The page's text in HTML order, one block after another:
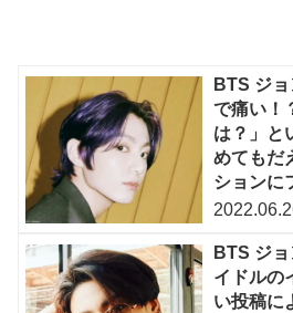
BTS ジ
で痛い！
は？」と
めてもだ
ションに
BTS ジ
イドルの
い投稿に